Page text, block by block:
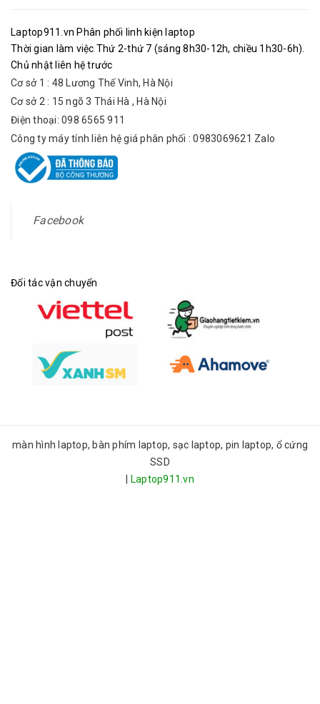
Laptop911.vn Phân phối linh kiện laptop
Thời gian làm việc Thứ 2-thứ 7 (sáng 8h30-12h, chiều 1h30-6h).
Chủ nhật liên hệ trước
Cơ sở 1 : 48 Lương Thế Vinh, Hà Nội
Cơ sở 2 : 15 ngõ 3 Thái Hà , Hà Nội
Điện thoại: 098 6565 911
Công ty máy tính liên hệ giá phân phối : 0983069621 Zalo
Facebook
Đối tác vận chuyển
màn hình laptop, bàn phím laptop, sạc laptop, pin laptop, ổ cứng
SSD
Laptop911.vn